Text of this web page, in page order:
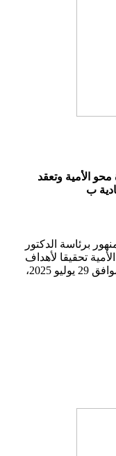
الأمية وتعقد
برئاسة الدكتور
تحقيقا لأهداف
التنمية المستدامة، انطلقت اليوم الثلاثاء الموافق 29 يوليو 2025،